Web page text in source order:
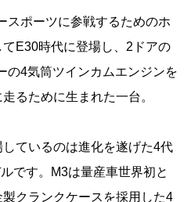
スポーツに参戦するためのホ
E30時代に登場し、2ドアの
の4気筒ツインカムエンジンを
るために生まれた一台。
ているのは進化を遂げた4代
です。M3は量産車世界初と
クランクケースを採用した4